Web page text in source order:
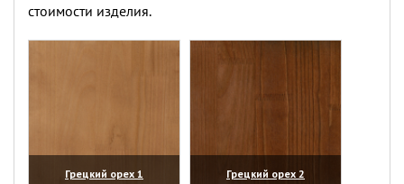
стоимости изделия.
Грецкий орех 1
Грецкий орех 2